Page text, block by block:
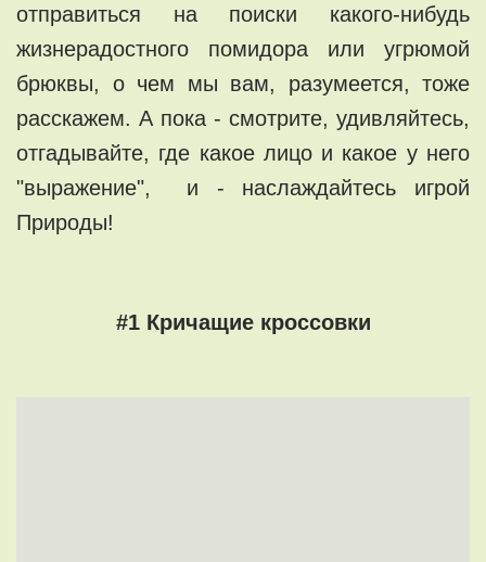
отправиться на поиски какого-нибудь
жизнерадостного помидора или угрюмой
брюквы, о чем мы вам, разумеется, тоже
расскажем. А пока - смотрите, удивляйтесь,
отгадывайте, где какое лицо и какое у него
"выражение", и - наслаждайтесь игрой
Природы!
#1 Кричащие кроссовки